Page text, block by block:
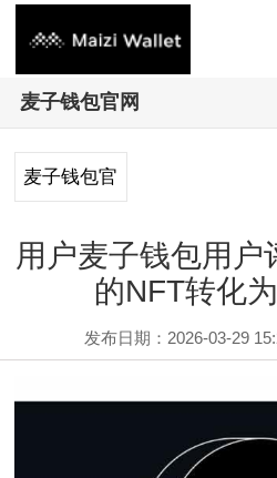
麦子钱包官网
麦子钱包官
用户麦子钱包用户
的NFT转化
发布日期：2026-03-29